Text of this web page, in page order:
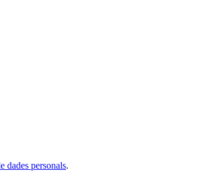
dades personals.